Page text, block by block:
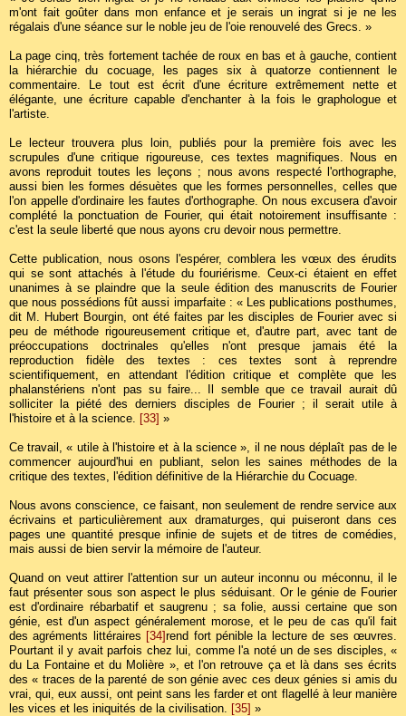
m'ont fait goûter dans mon enfance et je serais un ingrat si je ne les
régalais d'une séance sur le noble jeu de l'oie renouvelé des Grecs. »
La page cinq, très fortement tachée de roux en bas et à gauche, contient
la hiérarchie du cocuage, les pages six à quatorze contiennent le
commentaire. Le tout est écrit d'une écriture extrêmement nette et
élégante, une écriture capable d'enchanter à la fois le graphologue et
l'artiste.
Le lecteur trouvera plus loin, publiés pour la première fois avec les
scrupules d'une critique rigoureuse, ces textes magnifiques. Nous en
avons reproduit toutes les leçons ; nous avons respecté l'orthographe,
aussi bien les formes désuètes que les formes personnelles, celles que
l'on appelle d'ordinaire les fautes d'orthographe. On nous excusera d'avoir
complété la ponctuation de Fourier, qui était notoirement insuffisante :
c'est la seule liberté que nous ayons cru devoir nous permettre.
Cette publication, nous osons l'espérer, comblera les vœux des érudits
qui se sont attachés à l'étude du fouriérisme. Ceux-ci étaient en effet
unanimes à se plaindre que la seule édition des manuscrits de Fourier
que nous possédions fût aussi imparfaite : « Les publications posthumes,
dit M. Hubert Bourgin, ont été faites par les disciples de Fourier avec si
peu de méthode rigoureusement critique et, d'autre part, avec tant de
préoccupations doctrinales qu'elles n'ont presque jamais été la
reproduction fidèle des textes : ces textes sont à reprendre
scientifiquement, en attendant l'édition critique et complète que les
phalanstériens n'ont pas su faire... Il semble que ce travail aurait dû
solliciter la piété des derniers disciples de Fourier ; il serait utile à
l'histoire et à la science. [33] »
Ce travail, « utile à l'histoire et à la science », il ne nous déplaît pas de le
commencer aujourd'hui en publiant, selon les saines méthodes de la
critique des textes, l'édition définitive de la Hiérarchie du Cocuage.
Nous avons conscience, ce faisant, non seulement de rendre service aux
écrivains et particulièrement aux dramaturges, qui puiseront dans ces
pages une quantité presque infinie de sujets et de titres de comédies,
mais aussi de bien servir la mémoire de l'auteur.
Quand on veut attirer l'attention sur un auteur inconnu ou méconnu, il le
faut présenter sous son aspect le plus séduisant. Or le génie de Fourier
est d'ordinaire rébarbatif et saugrenu ; sa folie, aussi certaine que son
génie, est d'un aspect généralement morose, et le peu de cas qu'il fait
des agréments littéraires [34]rend fort pénible la lecture de ses œuvres.
Pourtant il y avait parfois chez lui, comme l'a noté un de ses disciples, «
du La Fontaine et du Molière », et l'on retrouve ça et là dans ses écrits
des « traces de la parenté de son génie avec ces deux génies si amis du
vrai, qui, eux aussi, ont peint sans les farder et ont flagellé à leur manière
les vices et les iniquités de la civilisation. [35] »